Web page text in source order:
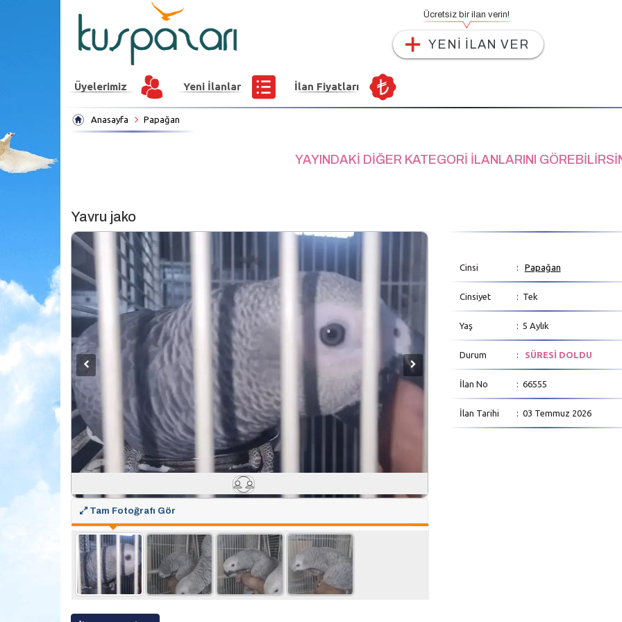
Ücretsiz bir ilan verin!
YENİ İLAN VER
Üyelerimiz Yeni İlanlar İlan Fiyatları
Anasayfa Papağan
YAYINDAKİ DİĞER KATEGORİ İLANLARINI
Yavru jako
Tam Fotoğrafı Gör
Cinsi : Papağan
Cinsiyet : Tek
Yaş : 5 Aylık
Durum : SÜRESİ DOLDU
İlan No : 66555
İlan Tarihi : 03 Temmuz 2026